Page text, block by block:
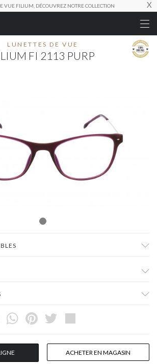
VUE FILIUM, DÉCOUVREZ NOTRE COLLECTION X
LUNETTES DE VUE
FI 2113 PURP
Facebook
WhatsApp
Pinterest
Twitter
ACHETER EN MAGASIN